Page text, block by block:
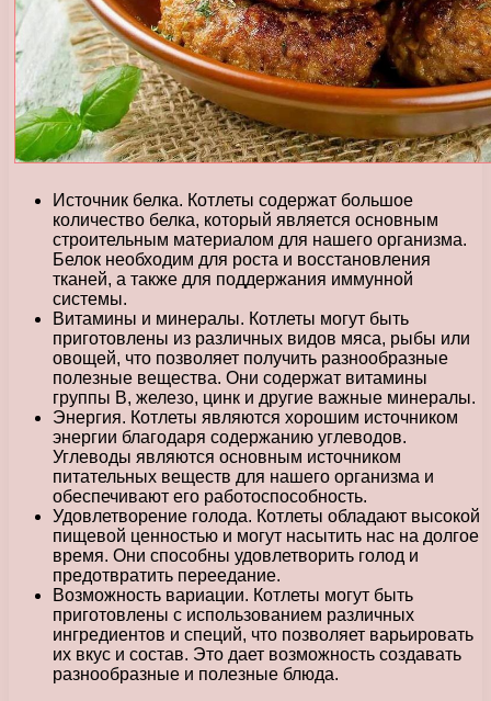
Источник белка. Котлеты содержат большое
количество белка, который является основным
строительным материалом для нашего организма.
Белок необходим для роста и восстановления
тканей, а также для поддержания иммунной
системы.
Витамины и минералы. Котлеты могут быть
приготовлены из различных видов мяса, рыбы или
овощей, что позволяет получить разнообразные
полезные вещества. Они содержат витамины
группы В, железо, цинк и другие важные минералы.
Энергия. Котлеты являются хорошим источником
энергии благодаря содержанию углеводов.
Углеводы являются основным источником
питательных веществ для нашего организма и
обеспечивают его работоспособность.
Удовлетворение голода. Котлеты обладают высокой
пищевой ценностью и могут насытить нас на долгое
время. Они способны удовлетворить голод и
предотвратить переедание.
Возможность вариации. Котлеты могут быть
приготовлены с использованием различных
ингредиентов и специй, что позволяет варьировать
их вкус и состав. Это дает возможность создавать
разнообразные и полезные блюда.